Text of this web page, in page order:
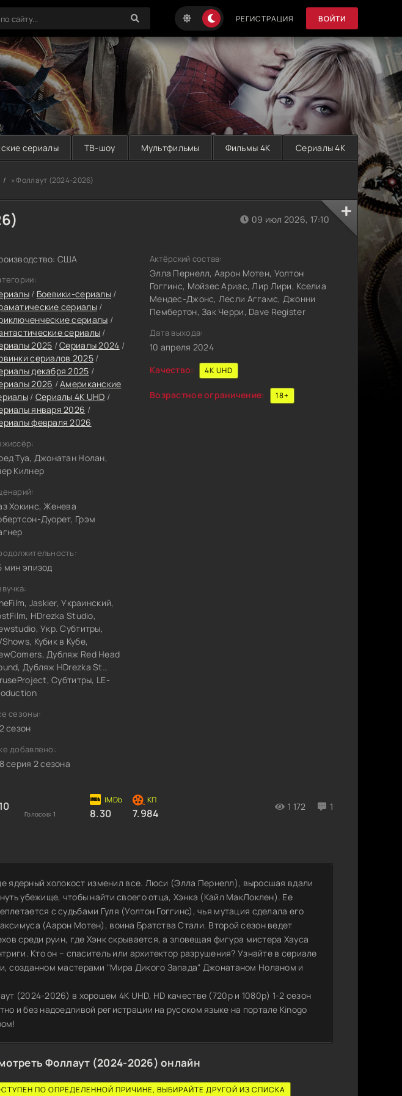
РЕГИСТРАЦИЯ ВОЙТИ
сериалы ТВ-шоу Мультфильмы Фильмы 4K Сериалы 4K
» Фоллаут (2024-2026)
США
/ Боевики-сериалы /
сериалы/
сериалы /
сериалы /
2025 /Сериалы 2024 /
сериалов 2025/
декабря 2025 /
2026 /Американские
/ Сериалы 4K UHD /
января 2026 /
февраля 2026
Туа, Джонатан Нолан,
Килнер
Хокинс, Женева
Дуорет, Грэм
мин эпизод
Jaskier, Украинский,
HDrezka Studio,
Укр. Субтитры,
Кубик в Кубе,
Дубляж Red Head
Дубляж HDrezka St.,
Субтитры, LE-
сезоны:
сезон
добавлено:
серия 2 сезона
10
Голосов: 1 8.30 7.984
1 172 1
09 июл 2026, 17:10
Актёрский состав:
Элла Пернелл, Аарон Мотен, Уолтон
Гоггинс, Мойзес Ариас, Лир Лири, Кселиа
Мендес-Джонс, Лесли Аггамс, Джонни
Пембертон, Зак Черри, Dave Register
Дата выхода:
10 апреля 2024
Качество:
4K UHD
Возрастное ограничение: 18+
ядерный холокост изменил все. Люси (Элла Пернелл), выросшая вдали
убежище, чтобы найти своего отца, Хэнка (Кайл МакЛоклен). Ее
с судьбами Гуля (Уолтон Гоггинс), чья мутация сделала его
(Аарон Мотен), воина Братства Стали. Второй сезон ведет
среди руин, где Хэнк скрывается, а зловещая фигура мистера Хауса
Кто он – спаситель или архитектор разрушения? Узнайте в сериале
созданном мастерами "Мира Дикого Запада" Джонатаном Ноланом и
(2024-2026) в хорошем 4K UHD, HD качестве (720p и 1080p) 1-2 сезон
и без надоедливой регистрации на русском языке на портале Kinogo
Фоллаут (2024-2026) онлайн
ПО ОПРЕДЕЛЕННОЙ ПРИЧИНЕ, ВЫБИРАЙТЕ ДРУГОЙ ИЗ СПИСКА